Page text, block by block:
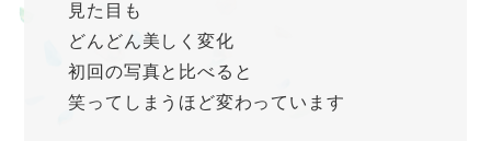
見た目も
どんどん美しく変化
初回の写真と比べると
笑ってしまうほど変わっています